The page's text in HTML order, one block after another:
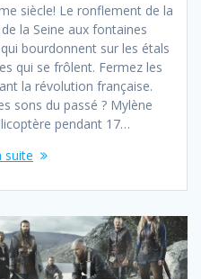
siècle! Le ronflement de la
la Seine aux fontaines
bourdonnent sur les étals
qui se frôlent. Fermez les
la révolution française.
sons du passé ? Mylène
pendant 17…
suite